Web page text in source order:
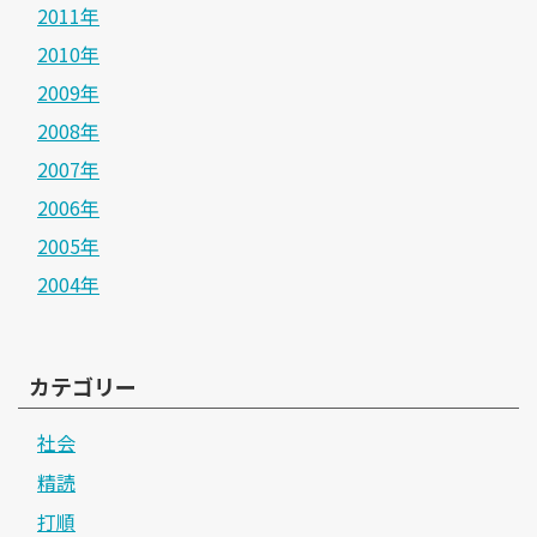
2011年
2010年
2009年
2008年
2007年
2006年
2005年
2004年
カテゴリー
社会
精読
打順